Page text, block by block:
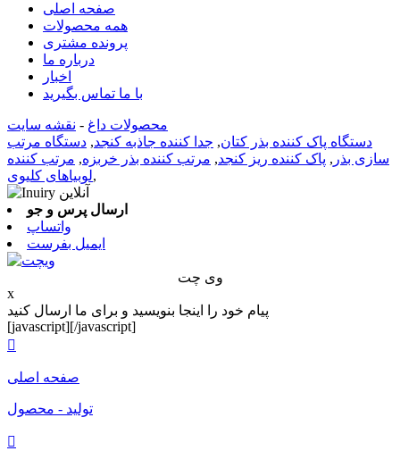
صفحه اصلی
همه محصولات
پرونده مشتری
درباره ما
اخبار
با ما تماس بگیرید
محصولات داغ - نقشه سایت
دستگاه پاک کننده بذر کتان, جدا کننده جاذبه کنجد, دستگاه مرتب
سازی بذر , پاک کننده ریز کنجد, مرتب کننده بذر خربزه, مرتب کننده
لوبیاهای کلیوی,
ارسال پرس و جو
واتساپ
ایمیل بفرست
وی چت
x
پیام خود را اینجا بنویسید و برای ما ارسال کنید
[javascript][/javascript]

صفحه اصلی
تولید - محصول
